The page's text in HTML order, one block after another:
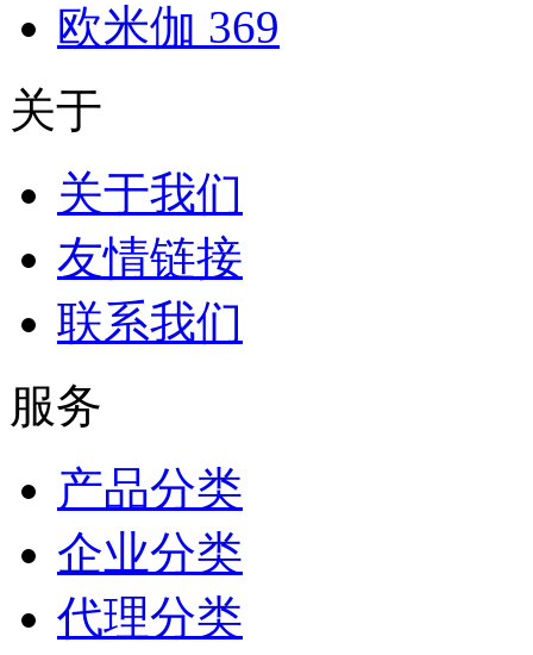
欧米伽 369
关于
关于我们
友情链接
联系我们
服务
产品分类
企业分类
代理分类